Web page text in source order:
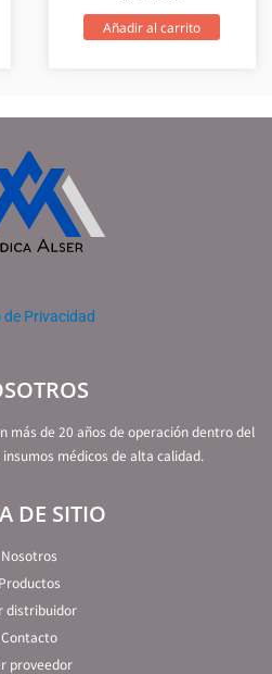
Añadir al carrito
de Privacidad
más de 20 años de operación dentro del
médicos de alta calidad.
DE SITIO
Nosotros
Productos
distribuidor
Contacto
proveedor